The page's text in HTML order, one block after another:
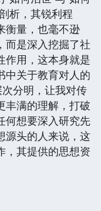
析，其锐利程
衡量，也毫不逊
而是深入挖掘了社
作用，这本身就是
中关于教育对人的
分明，让我对传
丰满的理解，打破
何想要深入研究先
源头的人来说，这
，其提供的思想资